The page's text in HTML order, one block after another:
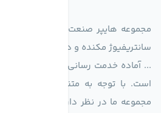
مجموعه هایپر صنعت ایران در امر
سانتریفیوژ مکنده و دمنده آکسیال،
... آماده خدمت رسانی به شرکت های
است. با توجه به متنوع بودن فن های
مجموعه ما در نظر دارد کالاهای